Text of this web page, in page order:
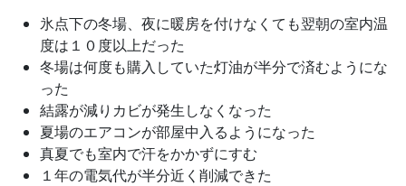
氷点下の冬場、夜に暖房を付けなくても翌朝の室内温
度は１０度以上だった
冬場は何度も購入していた灯油が半分で済むようにな
った
結露が減りカビが発生しなくなった
夏場のエアコンが部屋中入るようになった
真夏でも室内で汗をかかずにすむ
１年の電気代が半分近く削減できた